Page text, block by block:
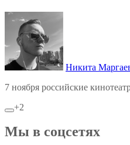
Никита
7 ноября российские
+2
Мы в соцсетях